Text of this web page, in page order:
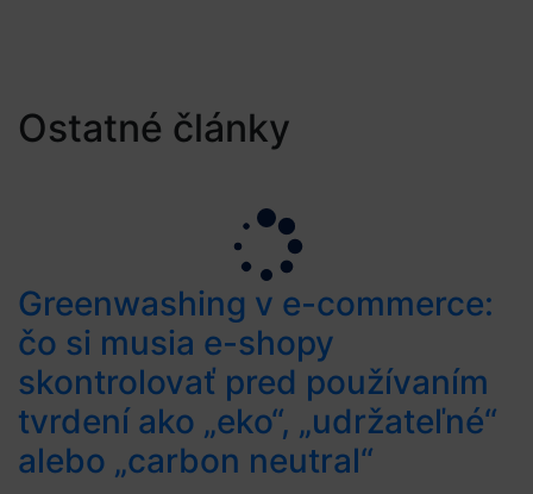
Ostatné články
Greenwashing v e-commerce:
čo si musia e-shopy
skontrolovať pred používaním
tvrdení ako „eko“, „udržateľné“
alebo „carbon neutral“